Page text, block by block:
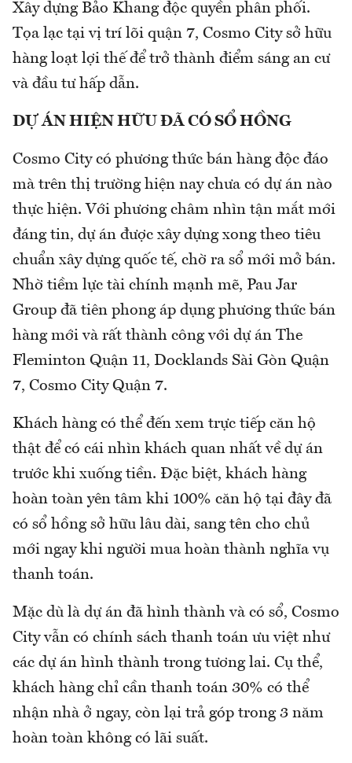
Xây dựng Bảo Khang độc quyền phân phối.
Tọa lạc tại vị trí lõi quận 7, Cosmo City sở hữu
hàng loạt lợi thế để trở thành điểm sáng an cư
và đầu tư hấp dẫn.
DỰ ÁN HIỆN HỮU ĐÃ CÓ SỔ HỒNG
Cosmo City có phương thức bán hàng độc đáo
mà trên thị trường hiện nay chưa có dự án nào
thực hiện. Với phương châm nhìn tận mắt mới
đáng tin, dự án được xây dựng xong theo tiêu
chuẩn xây dựng quốc tế, chờ ra sổ mới mở bán.
Nhờ tiềm lực tài chính mạnh mẽ, Pau Jar
Group đã tiên phong áp dụng phương thức bán
hàng mới và rất thành công với dự án The
Fleminton Quận 11, Docklands Sài Gòn Quận
7, Cosmo City Quận 7.
Khách hàng có thể đến xem trực tiếp căn hộ
thật để có cái nhìn khách quan nhất về dự án
trước khi xuống tiền. Đặc biệt, khách hàng
hoàn toàn yên tâm khi 100% căn hộ tại đây đã
có sổ hồng sở hữu lâu dài, sang tên cho chủ
mới ngay khi người mua hoàn thành nghĩa vụ
thanh toán.
Mặc dù là dự án đã hình thành và có sổ, Cosmo
City vẫn có chính sách thanh toán ưu việt như
các dự án hình thành trong tương lai. Cụ thể,
khách hàng chỉ cần thanh toán 30% có thể
nhận nhà ở ngay, còn lại trả góp trong 3 năm
hoàn toàn không có lãi suất.